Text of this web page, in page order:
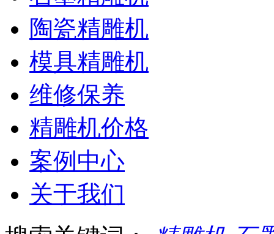
陶瓷精雕机
模具精雕机
维修保养
精雕机价格
案例中心
关于我们